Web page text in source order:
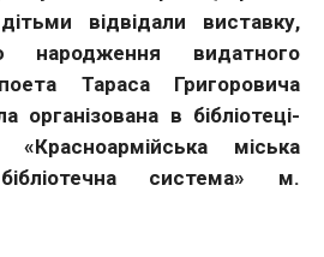
відвідали виставку,
народження видатного
Тараса Григоровича
організована в бібліотеці-
міська
система» м.